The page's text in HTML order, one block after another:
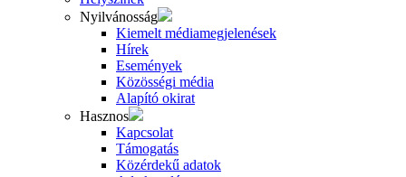
Nyilvánosság
Kiemelt médiamegjelenések
Hírek
Események
Közösségi média
Alapító okirat
Hasznos
Kapcsolat
Támogatás
Közérdekű adatok